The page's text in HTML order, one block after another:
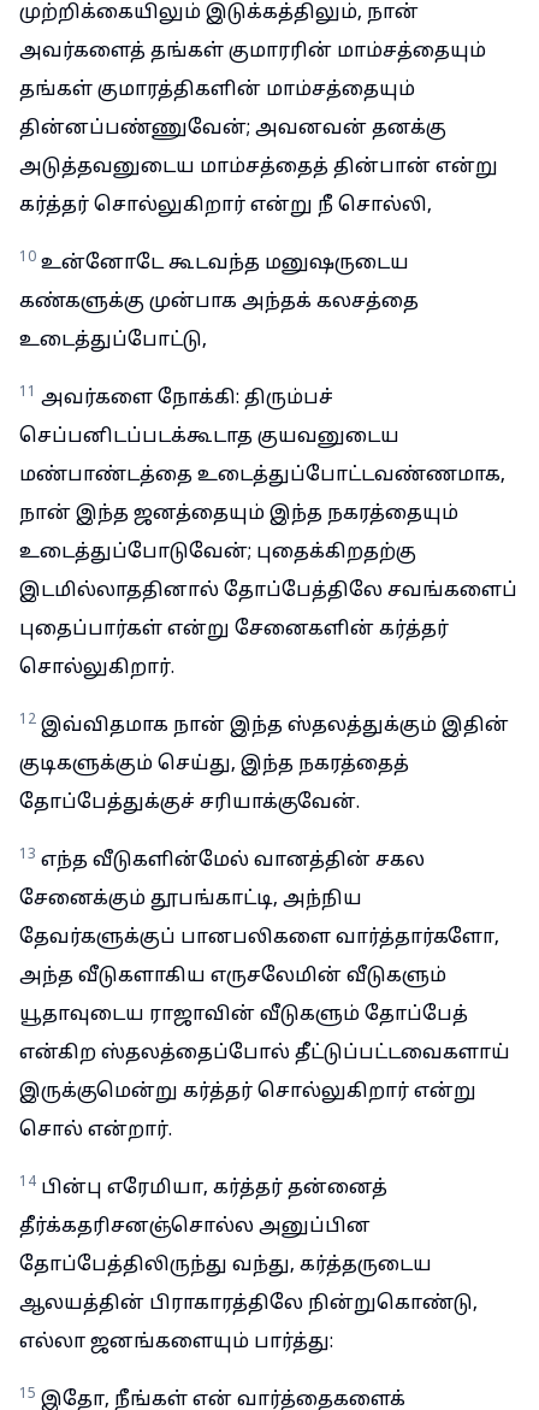
முற்றிக்கையிலும் இடுக்கத்திலும், நான்
அவர்களைத் தங்கள் குமாரரின் மாம்சத்தையும்
தங்கள் குமாரத்திகளின் மாம்சத்தையும்
தின்னப்பண்ணுவேன்; அவனவன் தனக்கு
அடுத்தவனுடைய மாம்சத்தைத் தின்பான் என்று
கர்த்தர் சொல்லுகிறார் என்று நீ சொல்லி,
10 உன்னோடே கூடவந்த மனுஷருடைய
கண்களுக்கு முன்பாக அந்தக் கலசத்தை
உடைத்துப்போட்டு,
11 அவர்களை நோக்கி: திரும்பச்
செப்பனிடப்படக்கூடாத குயவனுடைய
மண்பாண்டத்தை உடைத்துப்போட்டவண்ணமாக,
நான் இந்த ஜனத்தையும் இந்த நகரத்தையும்
உடைத்துப்போடுவேன்; புதைக்கிறதற்கு
இடமில்லாததினால் தோப்பேத்திலே சவங்களைப்
புதைப்பார்கள் என்று சேனைகளின் கர்த்தர்
சொல்லுகிறார்.
12 இவ்விதமாக நான் இந்த ஸ்தலத்துக்கும் இதின்
குடிகளுக்கும் செய்து, இந்த நகரத்தைத்
தோப்பேத்துக்குச் சரியாக்குவேன்.
13 எந்த வீடுகளின்மேல் வானத்தின் சகல
சேனைக்கும் தூபங்காட்டி, அந்நிய
தேவர்களுக்குப் பானபலிகளை வார்த்தார்களோ,
அந்த வீடுகளாகிய எருசலேமின் வீடுகளும்
யூதாவுடைய ராஜாவின் வீடுகளும் தோப்பேத்
என்கிற ஸ்தலத்தைப்போல் தீட்டுப்பட்டவைகளாய்
இருக்குமென்று கர்த்தர் சொல்லுகிறார் என்று
சொல் என்றார்.
14 பின்பு எரேமியா, கர்த்தர் தன்னைத்
தீர்க்கதரிசனஞ்சொல்ல அனுப்பின
தோப்பேத்திலிருந்து வந்து, கர்த்தருடைய
ஆலயத்தின் பிராகாரத்திலே நின்றுகொண்டு,
எல்லா ஜனங்களையும் பார்த்து:
15 இதோ, நீங்கள் என் வார்த்தைகளைக்